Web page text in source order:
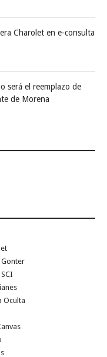
Charolet en e-consulta
será el reemplazo de
de Morena
Oculta